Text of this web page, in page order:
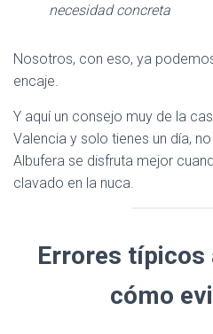
necesidad concreta
Nosotros, con eso, ya
encaje.
Y aquí un consejo muy de la
Valencia y solo tienes un día,
Albufera se disfruta mejor
clavado en la nuca.
Errores típicos
cómo